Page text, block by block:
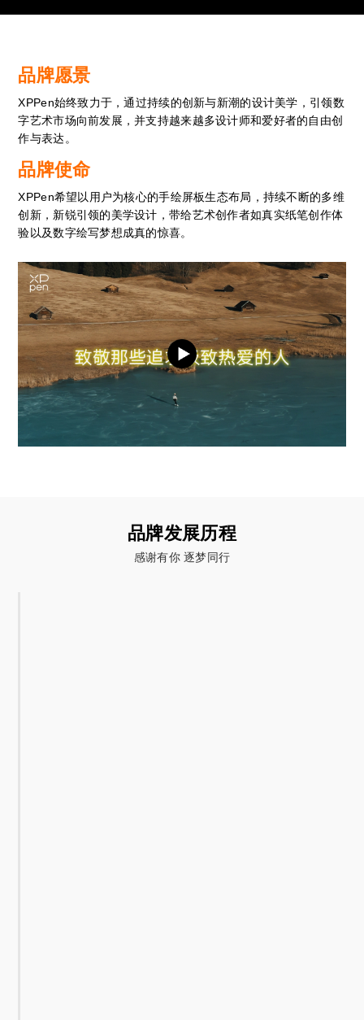
品牌愿景
XPPen始终致力于，通过持续的创新与新潮的设计美学，引领数
字艺术市场向前发展，并支持越来越多设计师和爱好者的自由创
作与表达。
品牌使命
XPPen希望以用户为核心的手绘屏板生态布局，持续不断的多维
创新，新锐引领的美学设计，带给艺术创作者如真实纸笔创作体
验以及数字绘写梦想成真的惊喜。
品牌发展历程
感谢有你 逐梦同行